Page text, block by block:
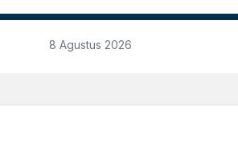
8 Agustus 2026